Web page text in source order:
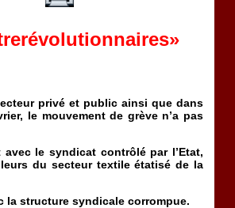
privé et public ainsi que dans
le mouvement de grève n’a pas
le syndicat contrôlé par l’Etat,
du secteur textile étatisé de la
la structure syndicale corrompue.